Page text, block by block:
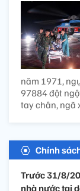
năm 1971,
97884 đột
tay chân, ngã
Chính
Trước 31/8/
nhà nước tại